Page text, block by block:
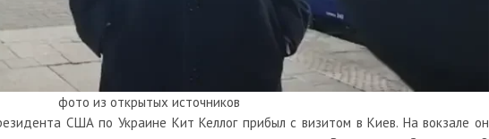
фото из открытых источников
США по Украине Кит Келлог прибыл с визитом в Киев. На вокзале он